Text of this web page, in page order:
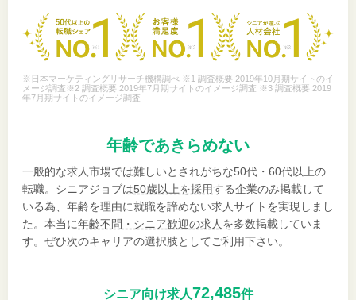
※日本マーケティングリサーチ機構調べ ※1 調査概要:2019年10月期サイトのイ
メージ調査※2 調査概要:2019年7月期サイトのイメージ調査 ※3 調査概要:2019
年7月期サイトのイメージ調査
年齢であきらめない
一般的な求人市場では難しいとされがちな50代・60代以上の
転職。シニアジョブは50歳以上を採用する企業のみ掲載して
いる為、年齢を理由に就職を諦めない求人サイトを実現しまし
た。本当に年齢不問・シニア歓迎の求人 を多数掲載していま
す。ぜひ次のキャリアの選択肢としてご利用下さい。
シニア向け求人72,485件